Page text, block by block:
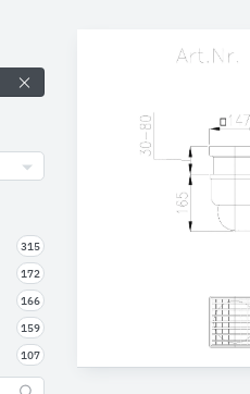
315
172
166
159
107